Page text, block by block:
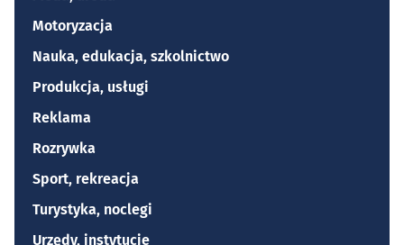
Motoryzacja
Nauka, edukacja, szkolnictwo
Produkcja, usługi
Reklama
Rozrywka
Sport, rekreacja
Turystyka, noclegi
Urzędy, instytucje